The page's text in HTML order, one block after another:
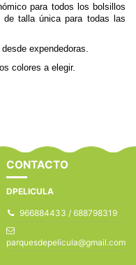
para todos los bolsillos
de talla única para todas las
expendedoras.
colores a elegir.
CONTACTO
DPELICULA
966884433 / 688798319
parquesdepelicula@gmail.com